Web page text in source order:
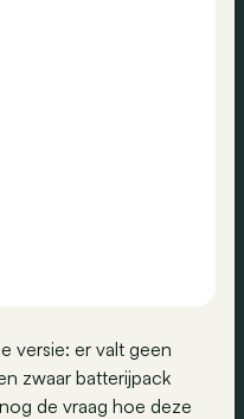
versie: er valt geen
zwaar batterijpack
de vraag hoe deze